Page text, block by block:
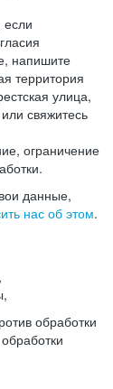
если
напишите
территория
улица,
свяжитесь
ограничение
данные,
нас об этом.
обработки